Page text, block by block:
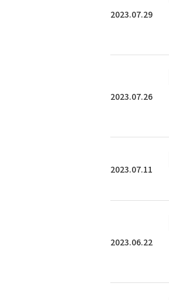
2023.07.29
2023.07.26
2023.07.11
2023.06.22